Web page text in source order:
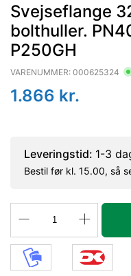
Svejseflange
bolthuller.
P250GH
VARENUMMER: 000625324
1.866 kr.
Leveringstid: 1-3
Bestil før kl. 15.00, så